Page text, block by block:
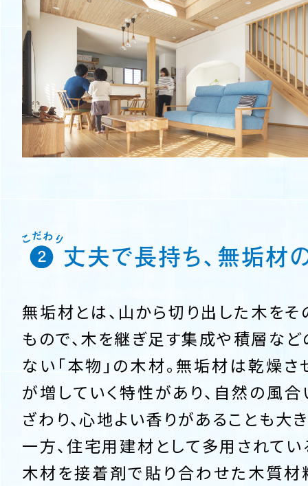
丈夫で長持ち、無垢材
無垢材とは、山から切り出した木を
もので、木を継ぎ足す集成や積層な
ない「本物」の木材。無垢材は乾燥
が増していく特性があり、自然の風
ざわり、心地よい香りがあることも大
一方、住宅用建材として多用されてい
木材を接着剤で貼り合わせた木質材